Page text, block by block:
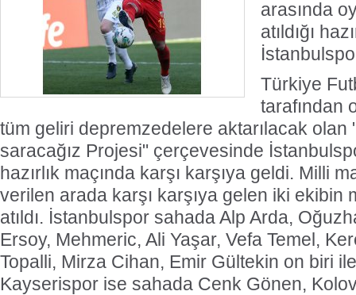
arasında
atıldığı
Türkiye
tarafından
tüm geliri depremzedelere aktarılacak olan
saracağız Projesi" çerçevesinde
hazırlık maçında karşı karşıya geldi. Milli
verilen arada karşı karşıya gelen iki ekibin
atıldı. İstanbulspor sahada Alp Arda,
Ersoy, Mehmeric, Ali Yaşar, Vefa Temel,
Topalli, Mirza Cihan, Emir Gültekin on biri
Kayserispor ise sahada Cenk Gönen,